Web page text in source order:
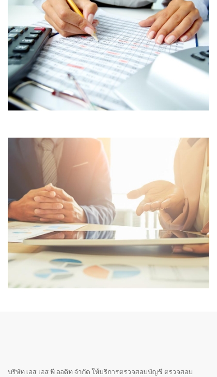
บริษัท เอส เอส พี ออดิท จำกัด ให้บริการตรวจสอบบัญชี ตรวจสอบ